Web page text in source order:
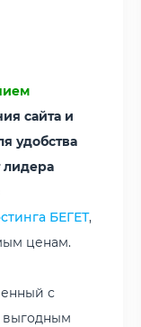
сайта и
удобства
лидера
БЕГЕТ,
ценам.
с
выгодным